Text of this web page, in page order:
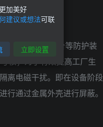
、防静电工作台等防护装
核；为了有效提高工厂生
离电磁干扰。即在设备阶段
通过金属外壳进行屏蔽。
加美好
建议或想法可联
立即设置